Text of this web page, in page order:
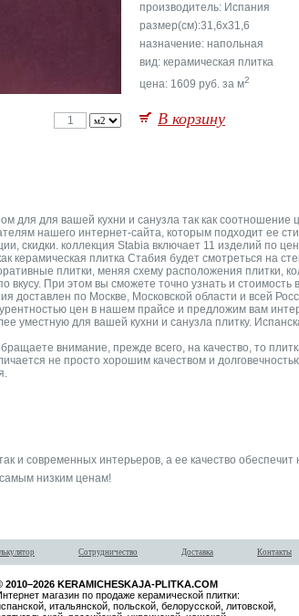
производитель: Испания
размер(см):31,6x31,6
назначение: напольная
вид: керамическая плитка
цена: 1609 руб. за м2
В корзину
для для вашей кухни и санузла так как соотношение
нашего интернет-сайта, которым подходит ее
скидки. коллекция Stabia включает 11 изделий по
керамическая плитка Стабия будет смотреться на
плитки, меняя схему расположения плитки,
При этом вы сможете точно узнать и
по Москве, Московской области и всей
цен в нашем прайсе и предложим вам
уместную для вашей кухни и санузла плитку.
внимание, прежде всего, на качество, то
не просто хорошим качеством и
и современных интерьеров, а ее качество
низким ценам!
Сотрудничество Доставка Контакты
2010–2026 KERAMICHESKAJA-PLITKA.COM
магазин по продаже керамической плитки:
итальянской, польской, белорусской, литовской,